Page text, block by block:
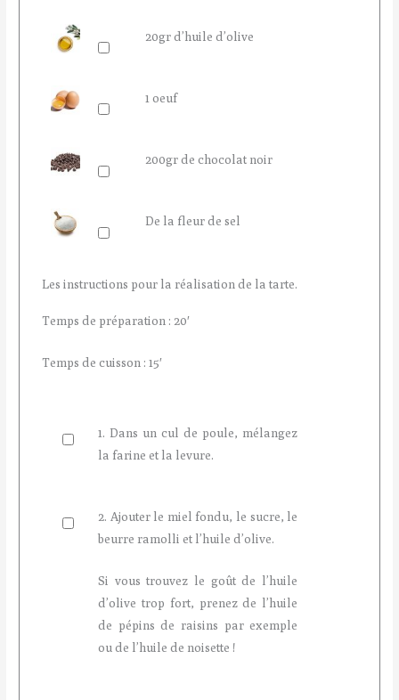
20gr d’huile d’olive
1 oeuf
200gr de chocolat noir
De la fleur de sel
Les instructions pour la réalisation de la tarte.
Temps de préparation : 20′
Temps de cuisson : 15′
1. Dans un cul de poule, mélangez
la farine et la levure.
2. Ajouter le miel fondu, le sucre, le
beurre ramolli et l’huile d’olive.
Si vous trouvez le goût de l’huile
d’olive trop fort, prenez de l’huile
de pépins de raisins par exemple
ou de l’huile de noisette !